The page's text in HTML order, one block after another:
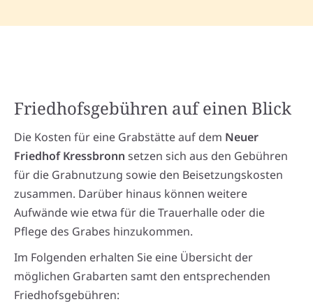
Friedhofsgebühren auf einen Blick
Die Kosten für eine Grabstätte auf dem Neuer
Friedhof Kressbronn setzen sich aus den Gebühren
für die Grabnutzung sowie den Beisetzungskosten
zusammen. Darüber hinaus können weitere
Aufwände wie etwa für die Trauerhalle oder die
Pflege des Grabes hinzukommen.
Im Folgenden erhalten Sie eine Übersicht der
möglichen Grabarten samt den entsprechenden
Friedhofsgebühren: